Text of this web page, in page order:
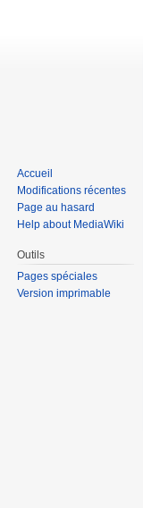
Accueil
Modifications récentes
Page au hasard
Help about MediaWiki
Outils
Pages spéciales
Version imprimable